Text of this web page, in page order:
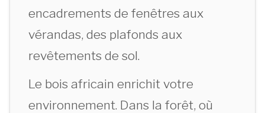
encadrements de fenêtres aux
vérandas, des plafonds aux
revêtements de sol.
Le bois africain enrichit votre
environnement. Dans la forêt, où